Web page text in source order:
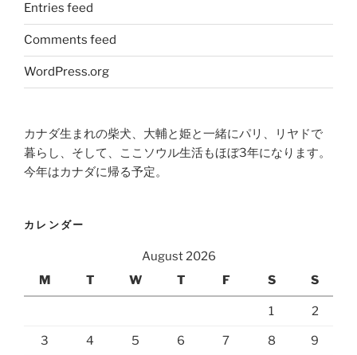
Entries feed
Comments feed
WordPress.org
カナダ生まれの柴犬、大輔と姫と一緒にパリ、リヤドで
暮らし、そして、ここソウル生活もほぼ3年になります。
今年はカナダに帰る予定。
カレンダー
August 2026
M
T W T F S S
1 2
3 4 5 6 7 8 9